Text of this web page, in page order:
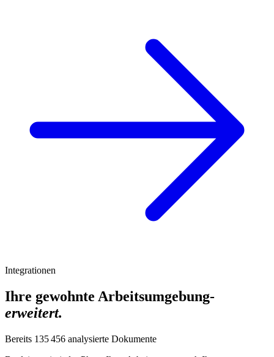
Integrationen
Ihre gewohnte Arbeitsumgebung-
erweitert.
Bereits 135 456 analysierte Dokumente